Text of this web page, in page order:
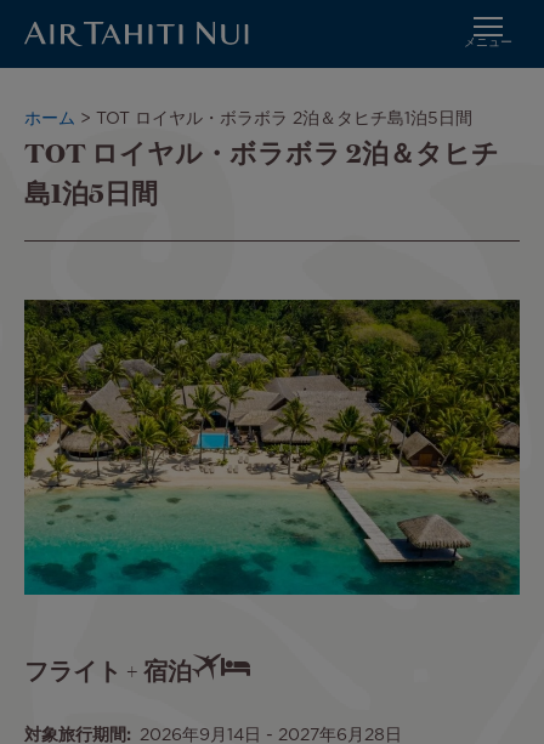
メニュー
パ
ン
ず
ホーム TOT ロイヤル・ボラボラ 2泊＆タヒチ島1泊5日間
TOT ロイヤル・ボラボラ 2泊＆タヒチ
島1泊5日間
フライト + 宿泊
対象旅行期間 2026年9月14日 - 2027年6月28日